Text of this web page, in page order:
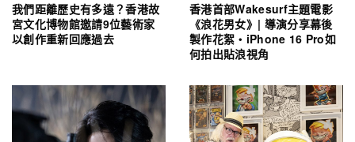
我們距離歷史有多遠？香港故
宮文化博物館邀請9位藝術家
以創作重新回應過去
香港首部Wakesurf主題電影
《浪花男女》| 導演分享幕後
製作花絮・iPhone 16 Pro如
何拍出貼浪視角